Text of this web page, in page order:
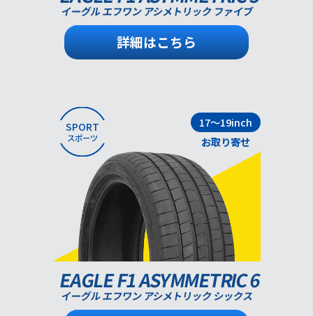
イーグル エフワン アシメトリック ファイブ
詳細はこちら
SPORT
スポーツ
17～19inch
お取り寄せ
EAGLE F1 ASYMMETRIC 6
イーグル エフワン アシメトリック シックス